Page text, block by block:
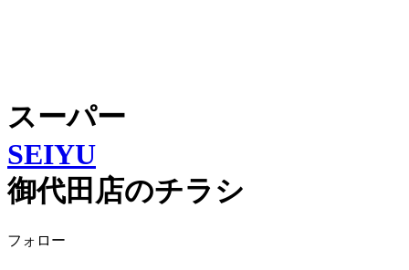
スーパー
SEIYU
御代田店のチラシ
フォロー